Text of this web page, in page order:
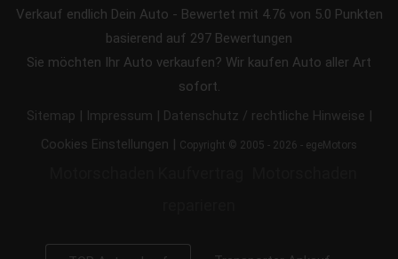
Verkauf endlich Dein Auto - Bewertet mit 4.76 von 5.0 Punkten
basierend auf 297 Bewertungen
Sie möchten Ihr Auto verkaufen? Wir kaufen Auto aller Art
sofort.
Sitemap | Impressum | Datenschutz / rechtliche Hinweise |
Cookies Einstellungen | Copyright © 2005 - 2026 - egeMotors